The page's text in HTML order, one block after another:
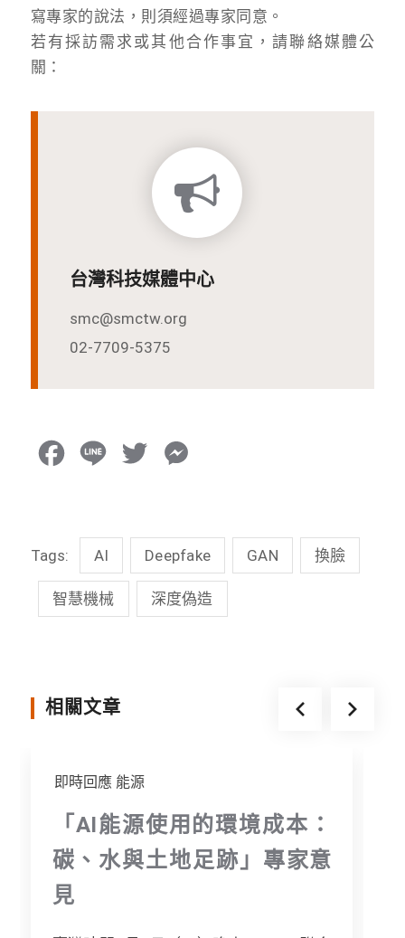
寫專家的說法，則須經過專家同意。
若有採訪需求或其他合作事宜，請聯絡媒體公
關：
台灣科技媒體中心
smc@smctw.org
02-7709-5375
b
k
t
t
s
e
Tags: AI Deepfake GAN 換臉
智慧機械 深度偽造
相關文章
即時回應 能源
「AI能源使用的環境成本：
碳、水與土地足跡」專家意
見